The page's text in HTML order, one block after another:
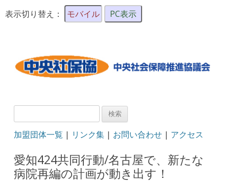
表示切り替え： モバイル PC表示
検
加盟団体一覧 | リンク集 | お問い合わせ | アクセス
愛知424共同行動/名古屋で、新たな
病院再編の計画が動き出す！